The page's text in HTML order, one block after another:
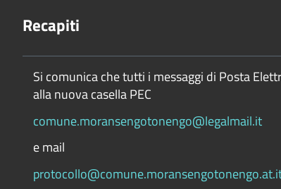
Recapiti
Si comunica che tutti i messaggi di Posta
alla nuova casella PEC
comune.moransengotonengo@legalmail.it
e mail